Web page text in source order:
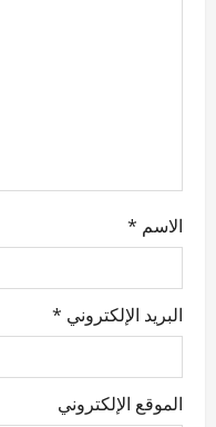
الاسم *
البريد الإلكتروني *
الموقع الإلكتروني